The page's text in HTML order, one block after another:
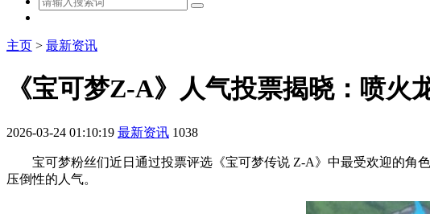
主页 > 最新资讯
《宝可梦Z-A》人气投票揭晓：喷火
2026-03-24 01:10:19 最新资讯 1038
宝可梦粉丝们近日通过投票评选《宝可梦传说 Z-A》中最受欢迎的角色
压倒性的人气。